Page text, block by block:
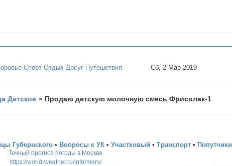
Спорт Отдых Досуг Путешетвия Сб, 2 Мар 2019
Детское » Продаю детскую молочную смесь Фрисолак-1
Губернского • Вопросы к УК • Участковый • Транспорт • Попутчики
Точный прогноз погоды в Москве
https://world-weather.ru/informers/